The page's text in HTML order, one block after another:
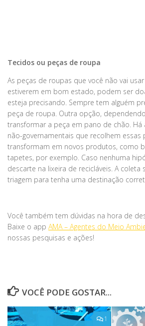
Tecidos ou peças de roupa
As peças de roupas que você não vai
estiverem em bom estado, podem ser
esteja precisando. Sempre tem alguém
peça de roupa. Outra opção,
transformar a peça em pano de chão. Há
não-governamentais que recolhem essas
transformam em novos produtos, como
tapetes, por exemplo. Caso nenhuma
descarte na lixeira de recicláveis. A coleta
triagem para tenha uma destinação
Você também tem dúvidas na hora de
Baixe o app AMA – Agentes do Meio
nossas pesquisas e ações!
VOCÊ PODE GOSTAR...
1